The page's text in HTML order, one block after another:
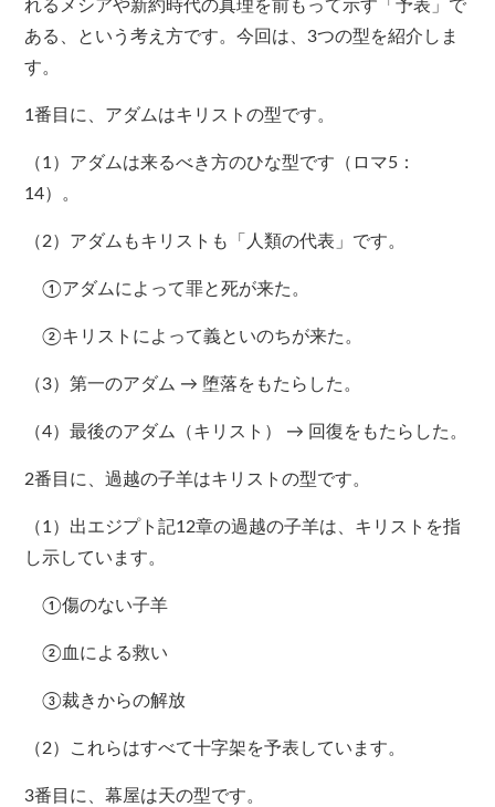
れるメシアや新約時代の真理を前もって示す「予表」で
ある、という考え方です。今回は、3つの型を紹介しま
す。
1番目に、アダムはキリストの型です。
（1）アダムは来るべき方のひな型です（ロマ5：
14）。
（2）アダムもキリストも「人類の代表」です。
①アダムによって罪と死が来た。
②キリストによって義といのちが来た。
（3）第一のアダム → 堕落をもたらした。
（4）最後のアダム（キリスト） → 回復をもたらした。
2番目に、過越の子羊はキリストの型です。
（1）出エジプト記12章の過越の子羊は、キリストを指
し示しています。
①傷のない子羊
②血による救い
③裁きからの解放
（2）これらはすべて十字架を予表しています。
3番目に、幕屋は天の型です。